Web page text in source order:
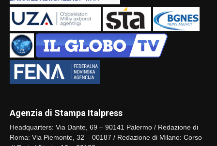
Agenzia di Stampa Italpress
Headquarters: Via Dante, 69 – 90141 Palermo / Redazione di
Roma: Via Piemonte, 32 – 00187 / Redazione di Milano: Corso